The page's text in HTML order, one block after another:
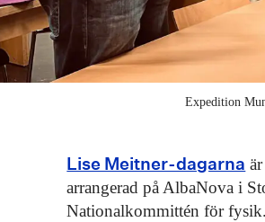
Expedition
Lise Meitner-dagarna
arrangerad på AlbaNova i
Nationalkommittén för